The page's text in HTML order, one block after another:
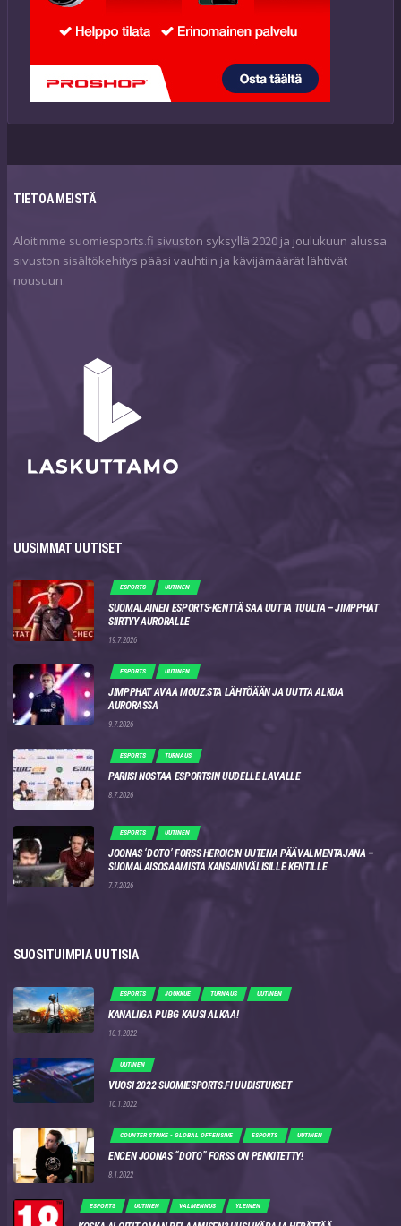
TIETOA MEISTÄ
Aloitimme suomiesports.fi sivuston syksyllä 2020 ja joulukuun alussa
sivuston sisältökehitys pääsi vauhtiin ja kävijämäärät lähtivät
nousuun.
UUSIMMAT UUTISET
ESPORTS UUTINEN
SUOMALAINEN ESPORTS-KENTTÄ SAA UUTTA TUULTA – JIMPPHAT
SIIRTYY AURORALLE
19.7.2026
ESPORTS UUTINEN
JIMPPHAT AVAA MOUZ:STA LÄHTÖÄÄN JA UUTTA ALKUA
AURORASSA
9.7.2026
ESPORTS TURNAUS
PARIISI NOSTAA ESPORTSIN UUDELLE LAVALLE
8.7.2026
ESPORTS UUTINEN
JOONAS ‘DOTO’ FORSS HEROICIN UUTENA PÄÄVALMENTAJANA –
SUOMALAISOSAAMISTA KANSAINVÄLISILLE KENTILLE
7.7.2026
SUOSITUIMPIA UUTISIA
ESPORTS JOUKKUE TURNAUS UUTINEN
KANALIIGA PUBG KAUSI ALKAA!
10.1.2022
UUTINEN
VUOSI 2022 SUOMIESPORTS.FI UUDISTUKSET
10.1.2022
COUNTER STRIKE - GLOBAL OFFENSIVE ESPORTS UUTINEN
ENCEN JOONAS “DOTO” FORSS ON PENKITETTY!
8.1.2022
ESPORTS UUTINEN VALMENNUS YLEINEN